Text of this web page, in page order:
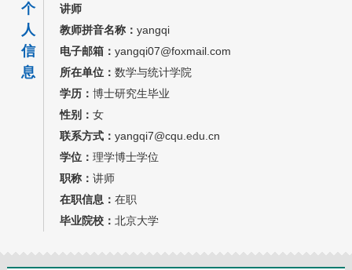
招生信息
学生信息
我的相册
教师博客
个
人
信
息
讲师
教师拼音名称： yangqi
电子邮箱： yangqi07@foxmail.com
所在单位： 数学与统计学院
学历： 博士研究生毕业
性别： 女
联系方式： yangqi7@cqu.edu.cn
学位： 理学博士学位
职称： 讲师
在职信息： 在职
毕业院校： 北京大学